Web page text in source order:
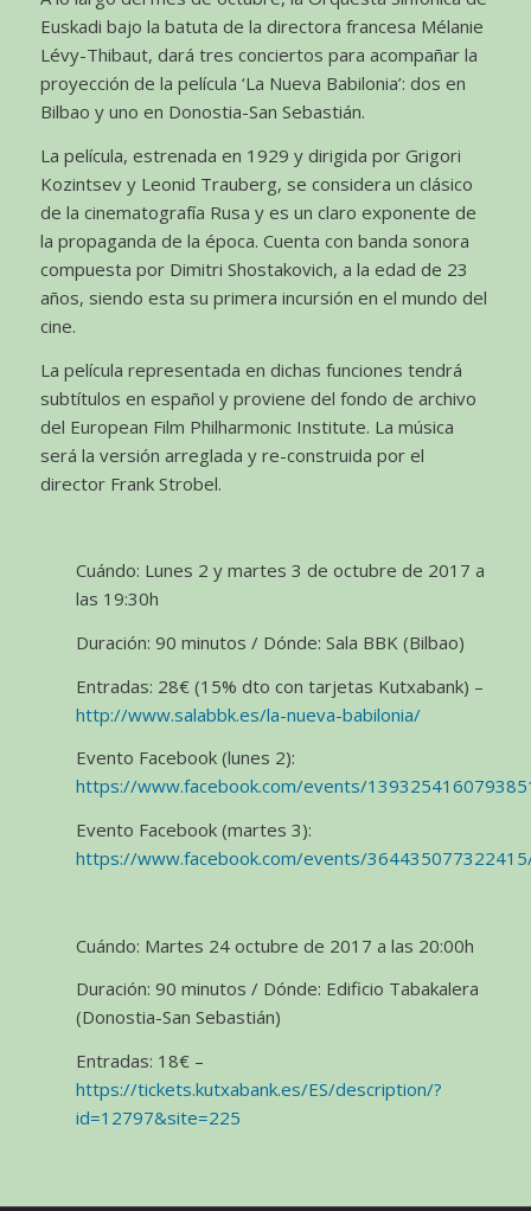
Euskadi bajo la batuta de la directora francesa Mélanie
Lévy-Thibaut, dará tres conciertos para acompañar la
proyección de la película ‘La Nueva Babilonia’: dos en
Bilbao y uno en Donostia-San Sebastián.
La película, estrenada en 1929 y dirigida por Grigori
Kozintsev y Leonid Trauberg, se considera un clásico
de la cinematografía Rusa y es un claro exponente de
la propaganda de la época. Cuenta con banda sonora
compuesta por Dimitri Shostakovich, a la edad de 23
años, siendo esta su primera incursión en el mundo del
cine.
La película representada en dichas funciones tendrá
subtítulos en español y proviene del fondo de archivo
del European Film Philharmonic Institute. La música
será la versión arreglada y re-construida por el
director Frank Strobel.
Cuándo: Lunes 2 y martes 3 de octubre de 2017 a
las 19:30h
Duración: 90 minutos / Dónde: Sala BBK (Bilbao)
Entradas: 28€ (15% dto con tarjetas Kutxabank) –
http://www.salabbk.es/la-nueva-babilonia/
Evento Facebook (lunes 2):
https://www.facebook.com/events/
Evento Facebook (martes 3):
https://www.facebook.com/events/
Cuándo: Martes 24 octubre de 2017 a las 20:00h
Duración: 90 minutos / Dónde: Edificio Tabakalera
(Donostia-San Sebastián)
Entradas: 18€ –
https://tickets.kutxabank.es/ES/description/?
id=12797&site=225